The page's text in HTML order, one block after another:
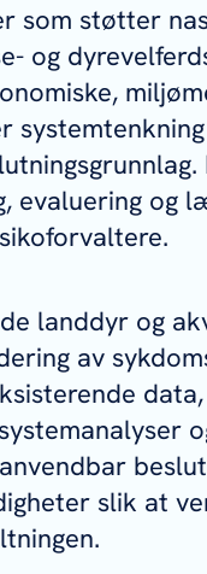
som støtter
og
evaluering og
landdyr og
av
data,
slik at